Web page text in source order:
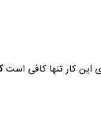
این کار تنها کافی است